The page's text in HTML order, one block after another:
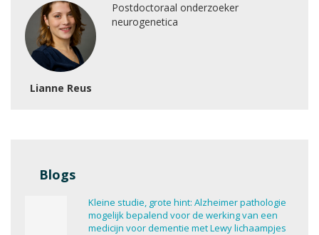
Lianne Reus
Postdoctoraal onderzoeker
neurogenetica
Blogs
Kleine studie, grote hint: Alzheimer pathologie
mogelijk bepalend voor de werking van een
medicijn voor dementie met Lewy lichaampjes